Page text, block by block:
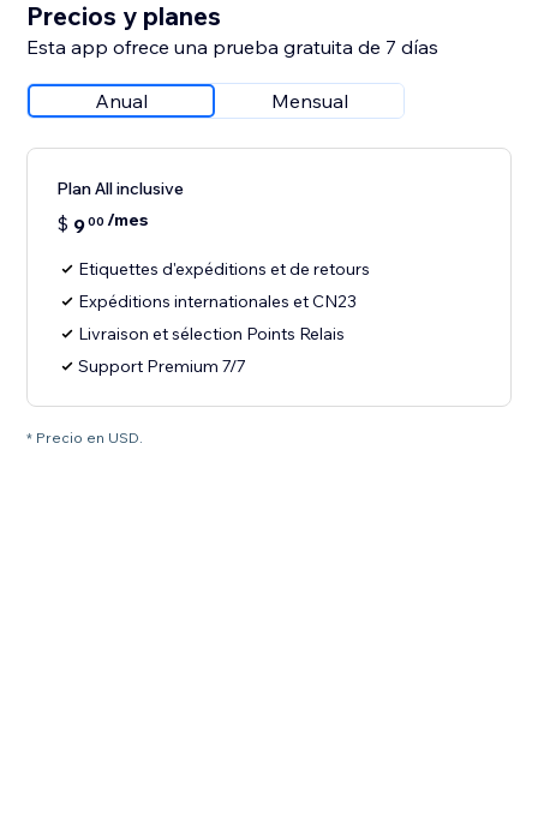
Precios y planes
Esta app ofrece una prueba gratuita de 7 días
Anual Mensual
Plan All inclusive
$ 900 /mes
Etiquettes d'expéditions et de retours
Expéditions internationales et CN23
Livraison et sélection Points Relais
Support Premium 7/7
* Precio en USD.